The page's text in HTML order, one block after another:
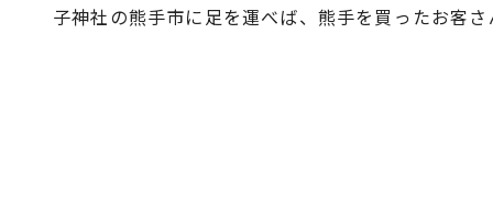
子神社の熊手市に足を運べば、熊手を買ったお客